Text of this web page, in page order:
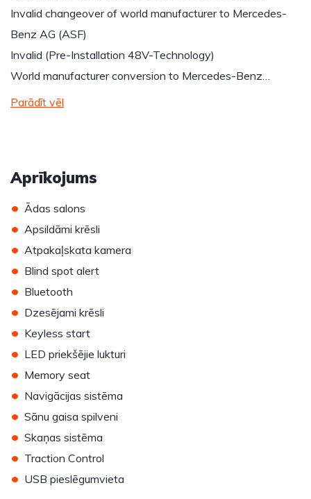
Invalid changeover of world manufacturer to Mercedes-
Benz AG (ASF)
Invalid (Pre-Installation 48V-Technology)
World manufacturer conversion to Mercedes-Benz…
Parādīt vēl
Aprīkojums
• Ādas salons
• Apsildāmi krēsli
• Atpakaļskata kamera
• Blind spot alert
• Bluetooth
• Dzesējami krēsli
• Keyless start
• LED priekšējie lukturi
• Memory seat
• Navigācijas sistēma
• Sānu gaisa spilveni
• Skaņas sistēma
• Traction Control
• USB pieslēgumvieta